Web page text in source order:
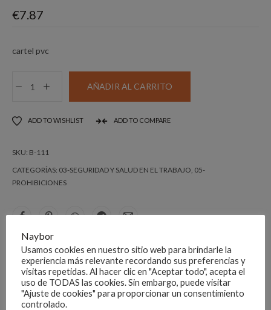
€7.87
cartel pvc
CON
BALÓN
cantidad
AÑADIR AL CARRITO
ADD TO WISHLIST ADD TO COMPARE
SKU: B-111
CATEGORÍAS: 03-SEGURIDAD Y SALUD EN EL TRABAJO, 05-
PROHIBICIONES
DESCRIPCIÓN
Se puede personalizar el texto, sería con la ref B-100.
Naybor
Usamos cookies en nuestro sitio web para brindarle la
experiencia más relevante recordando sus preferencias y
visitas repetidas. Al hacer clic en "Aceptar todo", acepta el
uso de TODAS las cookies. Sin embargo, puede visitar
"Ajuste de cookies" para proporcionar un consentimiento
controlado.